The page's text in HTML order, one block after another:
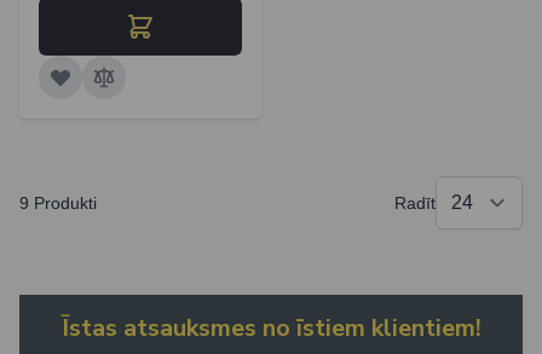
9 Produkti Radīt
Īstas atsauksmes no īstiem klientiem!